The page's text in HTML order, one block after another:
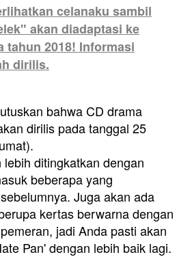
celanaku sambil
akan diadaptasi ke
tahun 2018! Informasi
dirilis.
bahwa CD drama
dirilis pada tanggal 25
ditingkatkan dengan
beberapa yang
Juga akan ada
kertas berwarna dengan
jadi Anda pasti akan
Pan' dengan lebih baik lagi.